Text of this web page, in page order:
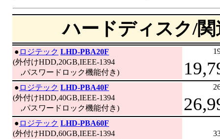
ハードディスク/関
● ロジテック LHD-PBA20F
(外付けHDD,20GB,IEEE-1394
,パスワードロック機能付き)
● ロジテック LHD-PBA40F
(外付けHDD,40GB,IEEE-1394
,パスワードロック機能付き)
● ロジテック LHD-PBA60F
(外付けHDD,60GB,IEEE-1394